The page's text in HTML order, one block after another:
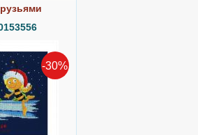
-30%